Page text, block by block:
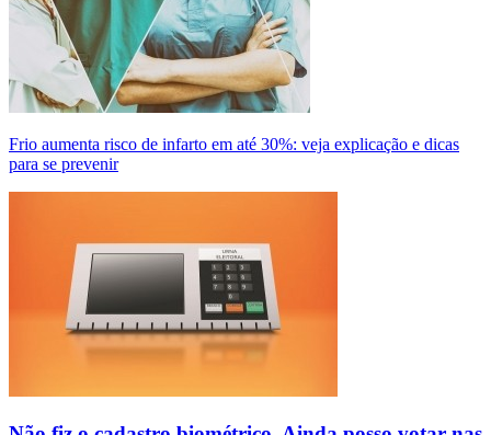
Frio aumenta risco de infarto em até 30%: veja explicação e dicas
para se prevenir